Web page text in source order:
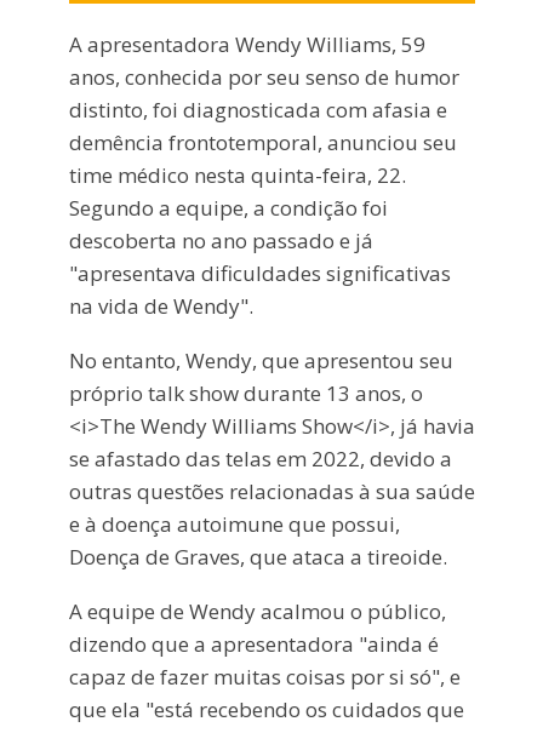
A apresentadora Wendy Williams, 59
anos, conhecida por seu senso de humor
distinto, foi diagnosticada com afasia e
demência frontotemporal, anunciou seu
time médico nesta quinta-feira, 22.
Segundo a equipe, a condição foi
descoberta no ano passado e já
"apresentava dificuldades significativas
na vida de Wendy".
No entanto, Wendy, que apresentou seu
próprio talk show durante 13 anos, o
<i>The Wendy Williams Show</i>, já havia
se afastado das telas em 2022, devido a
outras questões relacionadas à sua saúde
e à doença autoimune que possui,
Doença de Graves, que ataca a tireoide.
A equipe de Wendy acalmou o público,
dizendo que a apresentadora "ainda é
capaz de fazer muitas coisas por si só", e
que ela "está recebendo os cuidados que